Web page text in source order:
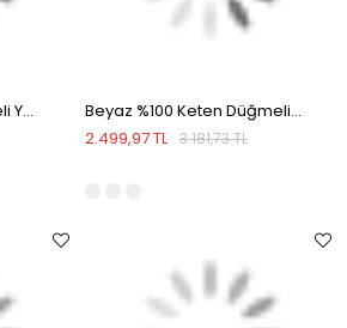
Sarı %100 Keten Düğmeli Yaka Comfort Fit Gömlek
Beyaz %100 Keten Düğmeli Yaka Comfort Fit Gömlek
2.499,97 TL 3.181,73 TL